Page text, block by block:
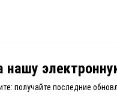
нашу
получайте последние